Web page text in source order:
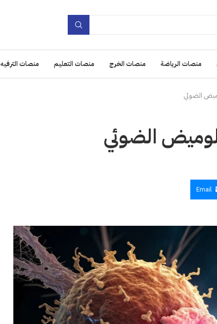
منصات الرياضة منصات الخرج منصات التعليم منصات الترفيه
الضوئي
الضوئي
Email